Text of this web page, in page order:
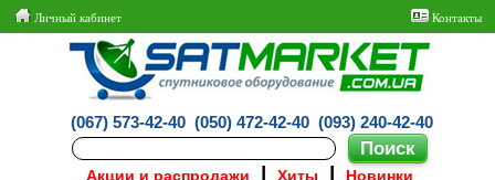
Личный кабинет Контакты
(067) 573-42-40 (050) 472-42-40 (093) 240-42-40
Акции и распродажи Хиты Новинки